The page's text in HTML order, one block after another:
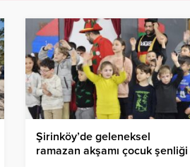
Şirinköy’de geleneksel
ramazan akşamı çocuk şenliği